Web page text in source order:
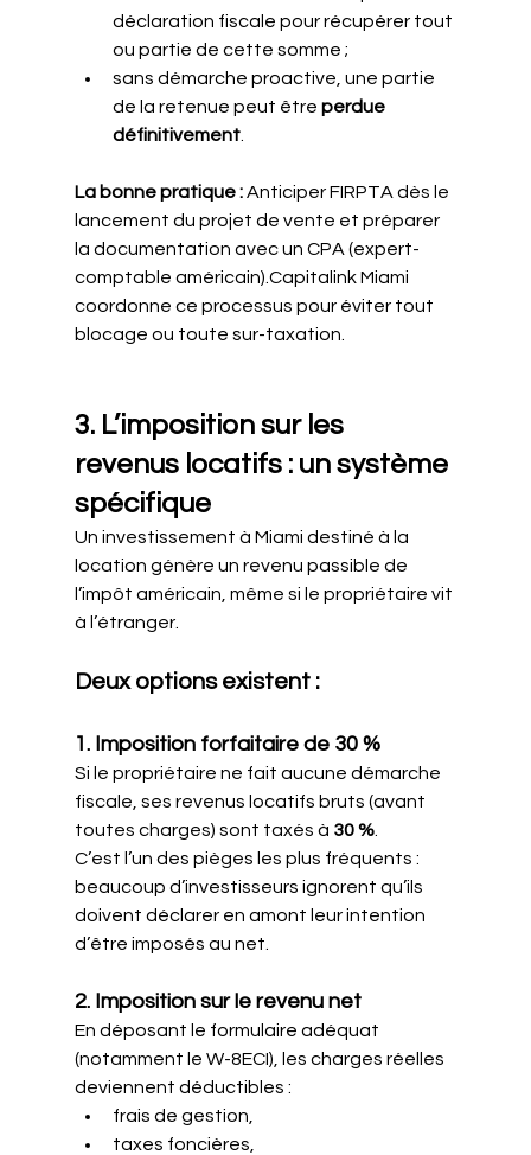
déclaration fiscale pour récupérer tout
ou partie de cette somme ;
sans démarche proactive, une partie
de la retenue peut être perdue
définitivement.
La bonne pratique : Anticiper FIRPTA dès le
lancement du projet de vente et préparer
la documentation avec un CPA (expert-
comptable américain).Capitalink Miami
coordonne ce processus pour éviter tout
blocage ou toute sur-taxation.
3. L’imposition sur les
revenus locatifs : un système
spécifique
Un investissement à Miami destiné à la
location génère un revenu passible de
l’impôt américain, même si le propriétaire vit
à l’étranger.
Deux options existent :
1. Imposition forfaitaire de 30 %
Si le propriétaire ne fait aucune démarche
fiscale, ses revenus locatifs bruts (avant
toutes charges) sont taxés à 30 %.
C’est l’un des pièges les plus fréquents :
beaucoup d’investisseurs ignorent qu’ils
doivent déclarer en amont leur intention
d’être imposés au net.
2. Imposition sur le revenu net
En déposant le formulaire adéquat
(notamment le W-8ECI), les charges réelles
deviennent déductibles :
frais de gestion,
taxes foncières,